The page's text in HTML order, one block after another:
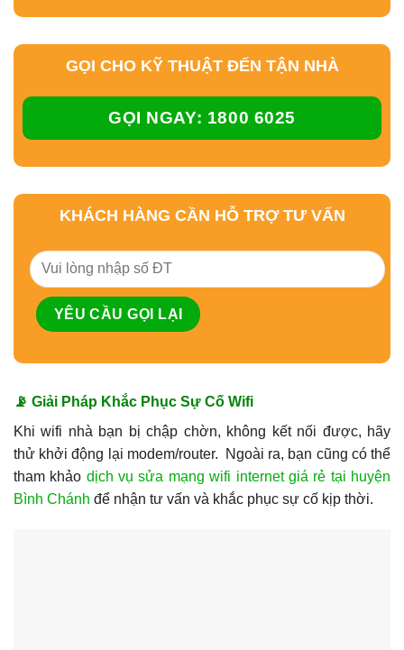
GỌI CHO KỸ THUẬT ĐẾN TẬN NHÀ
GỌI NGAY: 1800 6025
KHÁCH HÀNG CẦN HỖ TRỢ TƯ VẤN
📡 Giải Pháp Khắc Phục Sự Cố Wifi
Khi wifi nhà bạn bị chập chờn, không kết nối được, hãy
thử khởi động lại modem/router. Ngoài ra, bạn cũng có thể
tham khảo dịch vụ sửa mạng wifi internet giá rẻ tại huyện
Bình Chánh để nhận tư vấn và khắc phục sự cố kịp thời.